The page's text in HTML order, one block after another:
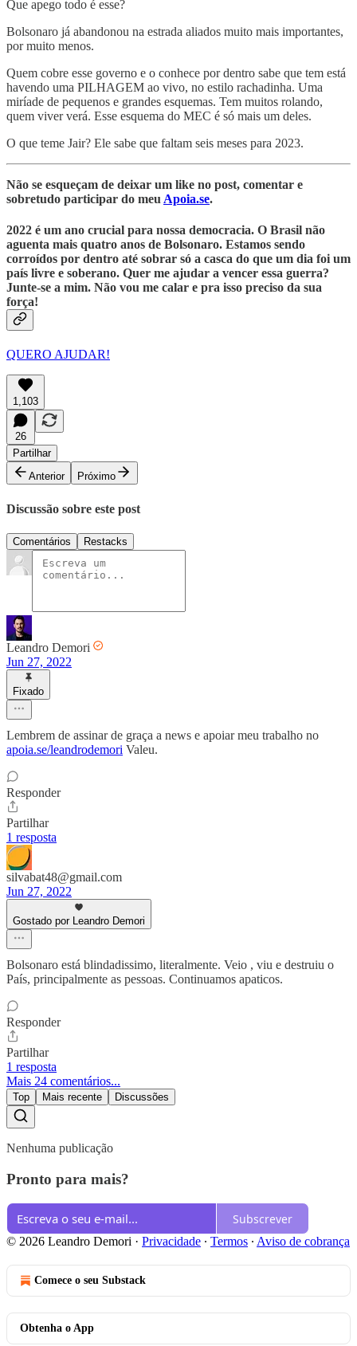
Que apego todo é esse?
Bolsonaro já abandonou na estrada aliados muito mais importantes,
por muito menos.
Quem cobre esse governo e o conhece por dentro sabe que tem está
havendo uma PILHAGEM ao vivo, no estilo rachadinha. Uma
miríade de pequenos e grandes esquemas. Tem muitos rolando,
quem viver verá. Esse esquema do MEC é só mais um deles.
O que teme Jair? Ele sabe que faltam seis meses para 2023.
Não se esqueçam de deixar um like no post, comentar e
sobretudo participar do meu Apoia.se.
2022 é um ano crucial para nossa democracia. O Brasil não
aguenta mais quatro anos de Bolsonaro. Estamos sendo
corroídos por dentro até sobrar só a casca do que um dia foi um
país livre e soberano. Quer me ajudar a vencer essa guerra?
Junte-se a mim. Não vou me calar e pra isso preciso da sua
força!
QUERO AJUDAR!
1,103
26
Partilhar
Anterior
Próximo
Discussão sobre este post
Comentários Restacks
Leandro Demori
Jun 27, 2022
Fixado
Lembrem de assinar de graça a news e apoiar meu trabalho no
apoia.se/leandrodemori Valeu.
Responder
Partilhar
1 resposta
silvabat48@gmail.com
Jun 27, 2022
Gostado por Leandro Demori
Bolsonaro está blindadissimo, literalmente. Veio , viu e destruiu o
País, principalmente as pessoas. Continuamos apaticos.
Responder
Partilhar
1 resposta
Mais 24 comentários...
Top Mais recente Discussões
Nenhuma publicação
Pronto para mais?
Subscrever
© 2026 Leandro Demori · Privacidade ∙ Termos ∙ Aviso de cobrança
Comece o seu Substack
Obtenha o App